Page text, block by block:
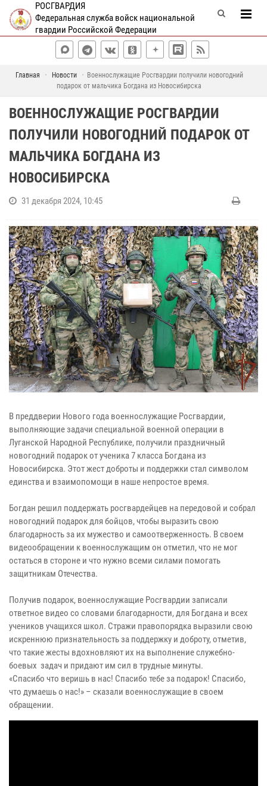
РОСГВАРДИЯ
Федеральная служба войск национальной
гвардии Российской Федерации
Главная Новости
Военнослужащие Росгвардии получили новогодний
подарок от мальчика Богдана из Новосибирска
ВОЕННОСЛУЖАЩИЕ РОСГВАРДИИ
ПОЛУЧИЛИ НОВОГОДНИЙ ПОДАРОК ОТ
МАЛЬЧИКА БОГДАНА ИЗ
НОВОСИБИРСКА
31 декабря 2024, 10:45
В преддверии Нового года военнослужащие Росгвардии,
выполняющие задачи специальной военной операции в
Луганской Народной Республике, получили праздничный
новогодний подарок от ученика 7 класса Богдана из
Новосибирска. Этот жест доброты и поддержки стал символом
единства и взаимопомощи в наше непростое время.
Богдан решил поддержать росгвардейцев на передовой и собрал
новогодний подарок для бойцов, чтобы выразить свою
благодарность за их мужество и самоотверженность. В своем
видеообращении к военнослужащим он отметил, что не мог
остаться в стороне и что нужно всеми силами помогать
защитникам Отечества.
Получив подарок, военнослужащие Росгвардии записали
ответное видео со словами благодарности, для Богдана и всех
учеников учащихся школ. Стражи правопорядка выразили свою
искреннюю признательность за поддержку и доброту, отметив,
что такие жесты вдохновляют их на выполнение служебно-
боевых задач и придают им сил в трудные минуты.
«Спасибо что веришь в нас! Спасибо тебе за подарок! Спасибо,
что думаешь о нас!» – сказали военнослужащие в своем
обращении.